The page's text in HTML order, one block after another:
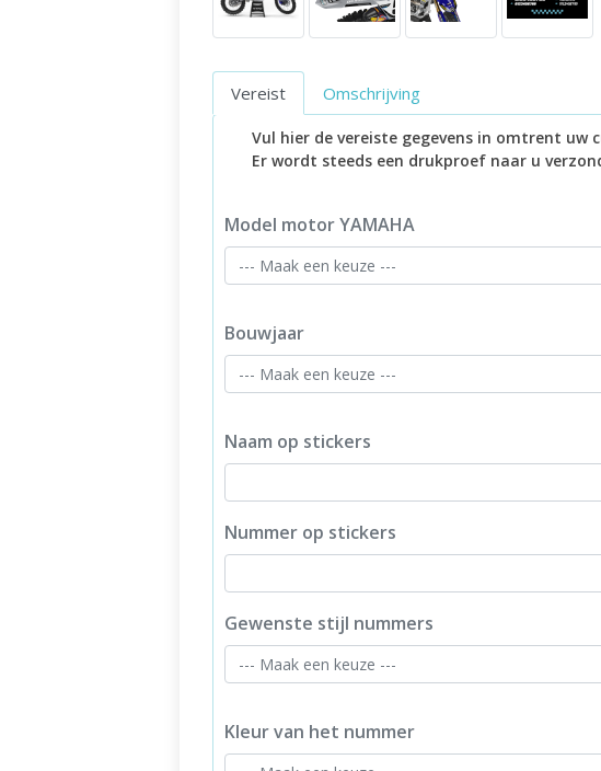
Vereist Omschrijving
Vul hier de vereiste gegevens in omtrent uw
Er wordt steeds een drukproef naar u
Model motor YAMAHA
Bouwjaar
Naam op stickers
Nummer op stickers
Gewenste stijl nummers
Kleur van het nummer